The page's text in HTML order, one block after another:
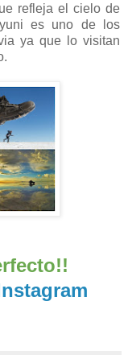
refleja el cielo de
es uno de los
ya que lo visitan